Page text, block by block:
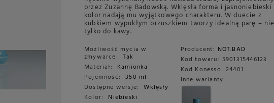
przez Zuzannę Badowską. Wklęsła forma i jasnoniebieski
kolor nadają mu wyjątkowego charakteru. W duecie z
kubkiem wypukłym brzuszkiem tworzy idealną parę – nie
tylko do kawy.
Możliwość mycia w
zmywarce: Tak
Materiał: Kamionka
Pojemność: 350 ml
Dostępne wersje: Wklęsły
Kolor: Niebieski
Producent: NOT.BAD
Kod towaru: 5901315446123
Kod Konesso: 24401
Inne warianty: